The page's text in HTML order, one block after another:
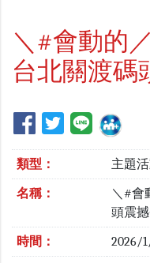
＼#會動的
台北關渡碼
類型： 主題
名稱：
＼#會
頭震撼
時間： 2026/